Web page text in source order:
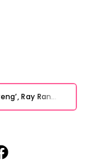
Prabowo Sebut ‘Londo Ireng’, Ray Rangkuti Desak DPR Bersikap, Ini Ulasan Politiknya